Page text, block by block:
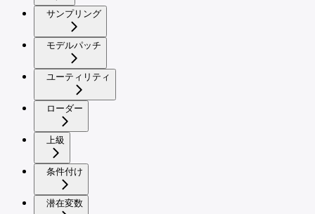
サンプリング
モデルパッチ
ユーティリティ
ローダー
上級
条件付け
潜在変数